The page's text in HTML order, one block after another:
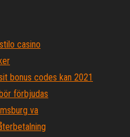
casino
bonus codes kan 2021
förbjudas
va